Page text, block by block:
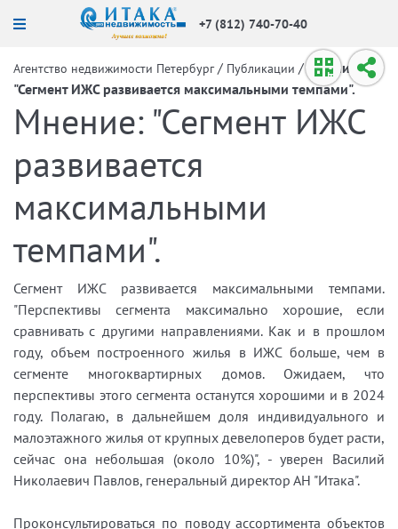
+7 (812) 740-70-40
Агентство недвижимости Петербург / Публикации / Мнение:
"Сегмент ИЖС развивается максимальными темпами".
Мнение: "Сегмент ИЖС
развивается
максимальными
темпами".
Сегмент ИЖС развивается максимальными темпами.
"Перспективы сегмента максимально хорошие, если
сравнивать с другими направлениями. Как и в прошлом
году, объем построенного жилья в ИЖС больше, чем в
сегменте многоквартирных домов. Ожидаем, что
перспективы этого сегмента останутся хорошими и в 2024
году. Полагаю, в дальнейшем доля индивидуального и
малоэтажного жилья от крупных девелоперов будет расти,
сейчас она небольшая (около 10%)", - уверен Василий
Николаевич Павлов, генеральный директор АН "Итака".
Проконсультироваться по поводу ассортимента объектов